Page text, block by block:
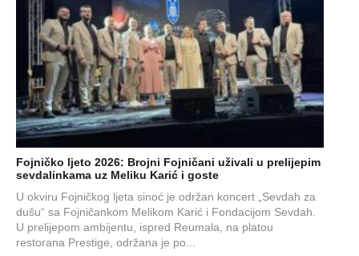
Fojničko ljeto 2026: Brojni Fojničani uživali u prelijepim
sevdalinkama uz Meliku Karić i goste
U okviru Fojničkog ljeta sinoć je održan koncert „Sevdah za
dušu“ sa Fojničankom Melikom Karić i Fondacijom Sevdah.
U prelijepom ambijentu, ispred Reumala, na platou
restorana Prestige, održana je po...